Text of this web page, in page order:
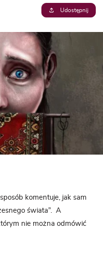
Udostępnij
komentuje, jak sam
świata”. A
nie można odmówić